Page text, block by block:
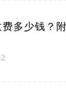
多少钱？